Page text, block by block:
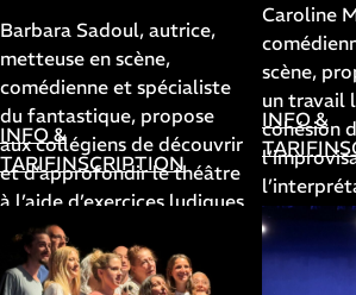
Barbara Sadoul, autrice,
metteuse en scène,
comédienne et spécialiste
du fantastique, propose
aux collégiens de découvrir
et d’approfondir le théâtre
à l’aide d’exercices ludiques
et d’improvisations, et de
développer leur imaginaire.
A la fin de l’année, les
INFO &
TARIFINSCRIPTION
Caroline
scène,
un travail
cohésion
INFO &
TARIF